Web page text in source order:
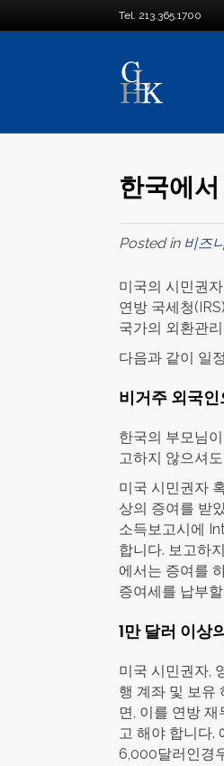
Tel. 213.365.1700
한국에
Posted in 비즈
미국의 시민권
연방 국세청
국가의 외환관
다음과 같이 일
비거주 외국
한국의 부모님
고하지 않으셔
미국 시민권자
상의 증여를 받
소득보고시에
합니다. 보고하
에서는 증여를
증여세를 납부
1만 달러 이상
미국 시민권자,
행 계좌 및 보유
면, 이를 연방
고 해야 합니다.
6,000달러인경